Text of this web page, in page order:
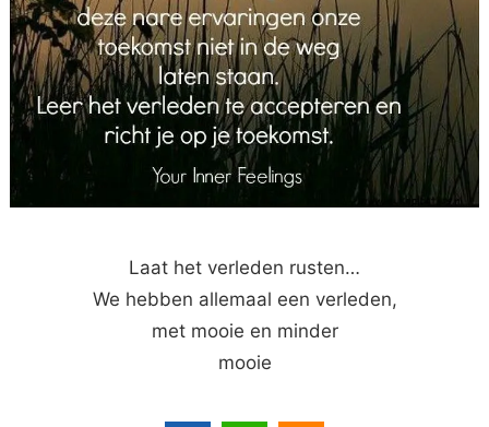
Laat het verleden rusten…
We hebben allemaal een verleden,
met mooie en minder
mooie